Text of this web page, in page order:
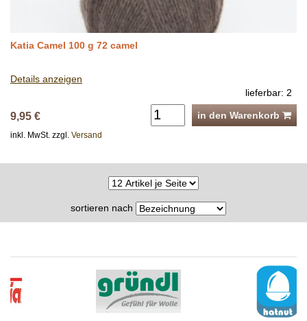
Katia Camel 100 g 72 camel
Details anzeigen
lieferbar: 2
9,95 € in den Warenkorb
inkl. MwSt. zzgl. Versand
sortieren nach